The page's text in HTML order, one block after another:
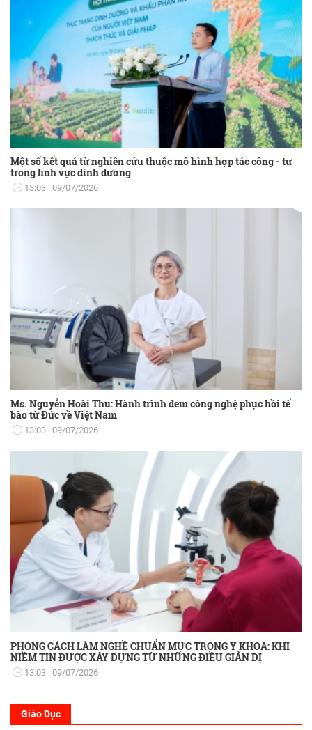
Một số kết quả từ nghiên cứu thuộc mô hình hợp tác công - tư
trong lĩnh vực dinh dưỡng
13:03 09/07/2026
Ms. Nguyễn Hoài Thu: Hành trình đem công nghệ phục hồi tế
bào từ Đức về Việt Nam
13:03 09/07/2026
PHONG CÁCH LÀM NGHỀ CHUẨN MỰC TRONG Y KHOA: KHI
NIỀM TIN ĐƯỢC XÂY DỰNG TỪ NHỮNG ĐIỀU GIẢN DỊ
13:03 09/07/2026
Giáo Dục